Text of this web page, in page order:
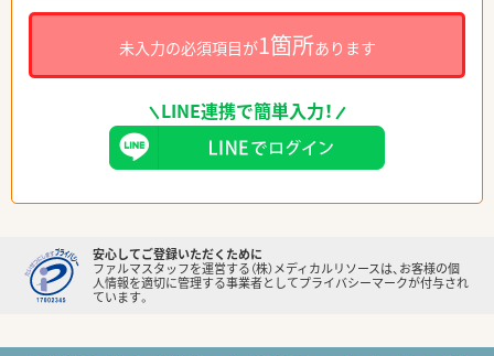
未入力の必須項目が1箇所あります
LINE連携で簡単入力！
安心してご登録いただくために
ファルマスタッフを運営する（株）メディカルリソースは、お客様の個
人情報を適切に管理する事業者としてプライバシーマークが付与され
ています。